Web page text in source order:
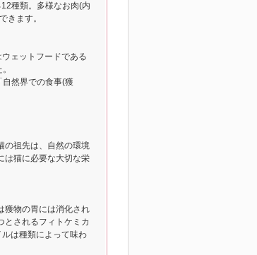
種類。多様なお肉(内
きます。
ェットフードである
自然界での食事(獲
の祖先は、自然の環境
は猫に必要な大切な栄
獲物の胃には消化され
とされるフィトケミカ
は種類によって味わ